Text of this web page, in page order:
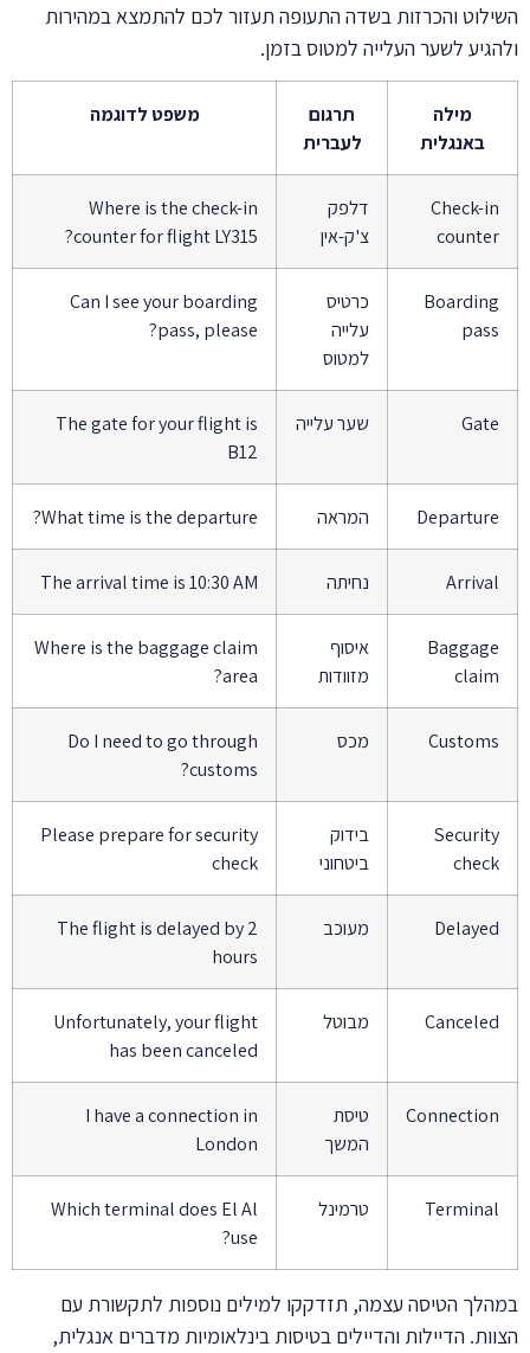
והכרזות בשדה התעופה תעזור לכם להתמצא במהירות
לשער העלייה למטוס בזמן.
מילה
באנגלית
תרגום
לעברית
משפט לדוגמה
Check-
דלפק
צ'ק-אין
Where is the check-in
counter for flight LY315?
כרטיס
עלייה
למטוס
Can I see your boarding
pass, please?
שער עלייה
The gate for your flight is
המראה What time is the departure?
נחיתה The arrival time is 10:30 AM
איסוף
מזוודות
Where is the baggage claim
area?
Do I need to go through
customs?
בידוק
ביטחוני
Please prepare for security
check
מעוכב
The flight is delayed by 2
hours
מבוטל
Unfortunately, your flight
has been canceled
טיסת
המשך
I have a connection in
London
טרמינל
Which terminal does El Al
הטיסה עצמה, תזדקקו למילים נוספות לתקשורת עם
הדיילות והדיילים בטיסות בינלאומיות מדברים אנגלית,